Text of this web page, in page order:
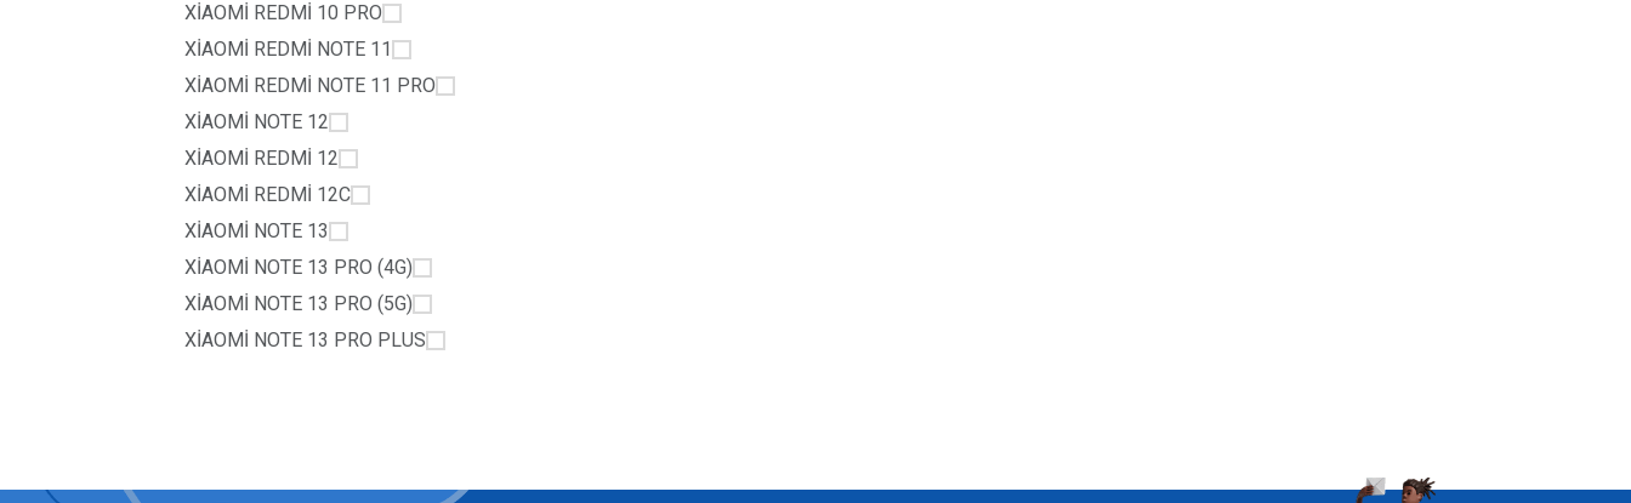
XİAOMİ REDMİ 10 PRO
XİAOMİ REDMİ NOTE 11
XİAOMİ REDMİ NOTE 11 PRO
XİAOMİ NOTE 12
XİAOMİ REDMİ 12
XİAOMİ REDMİ 12C
XİAOMİ NOTE 13
XİAOMİ NOTE 13 PRO (4G)
XİAOMİ NOTE 13 PRO (5G)
XİAOMİ NOTE 13 PRO PLUS